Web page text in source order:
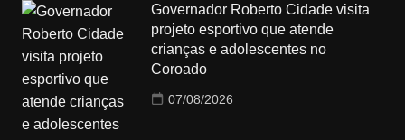
Governador Roberto Cidade visita
projeto esportivo que atende
crianças e adolescentes no
Coroado
07/08/2026